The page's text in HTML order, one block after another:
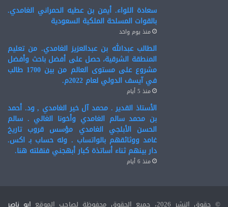
سعادة اللواء. أيمن بن عطيه الحمراني الغامدي.
بالقوات المسلحة الملكية السعودية
منذ يوم واحد
الطالب عبدالله بن عبدالعزيز الغامدي. من تعليم
المنطقة الشرقية، حصل على أفضل باحث وأفضل
مشروع على مستوى العالم من بين 1700 طالب
في آيسف الدولي لعام 2022م.
منذ 5 أيام
الأستاذ القدير . محمد آل خير الغامدي , ود. أحمد
بن محمد سالم الغامدي وأخونا الغالي . سالم
الحسن الأبلجي الغامدي مؤسس قروب تاريخ
غامد ووثائقهم بالواتساب . وله حساب بـ اكس.
دار بينهم ثناء أساتذة كبار أبهجني فنقلته هنا.
منذ 6 أيام
© حقوق النشر 2026، جميع الحقوق محفوظة لصاحب الموقع ابو ناصر